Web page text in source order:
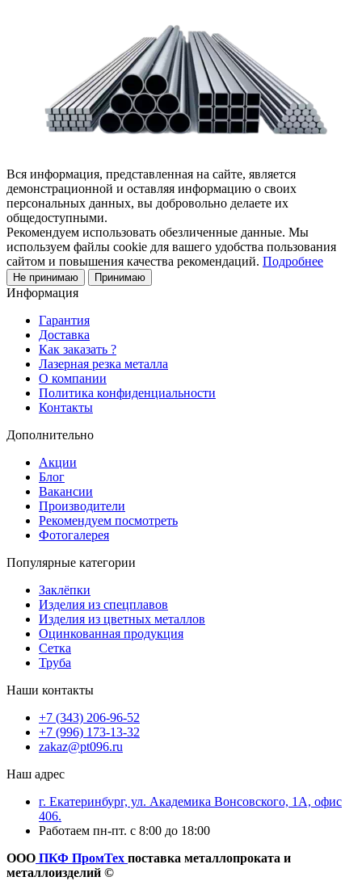
Вся информация, представленная на сайте, является
демонстрационной и оставляя информацию о своих
персональных данных, вы добровольно делаете их
общедоступными.
Рекомендуем использовать обезличенные данные. Мы
используем файлы cookie для вашего удобства пользования
сайтом и повышения качества рекомендаций. Подробнее
Не принимаю Принимаю
Информация
Гарантия
Доставка
Как заказать ?
Лазерная резка металла
О компании
Политика конфиденциальности
Контакты
Дополнительно
Акции
Блог
Вакансии
Производители
Рекомендуем посмотреть
Фотогалерея
Популярные категории
Заклёпки
Изделия из спецплавов
Изделия из цветных металлов
Оцинкованная продукция
Сетка
Труба
Наши контакты
+7 (343) 206-96-52
+7 (996) 173-13-32
zakaz@pt096.ru
Наш адрес
г. Екатеринбург, ул. Академика Вонсовского, 1А, офис
406.
Работаем пн-пт. с 8:00 до 18:00
ООО ПКФ ПромТех поставка металлопроката и
металлоизделий ©